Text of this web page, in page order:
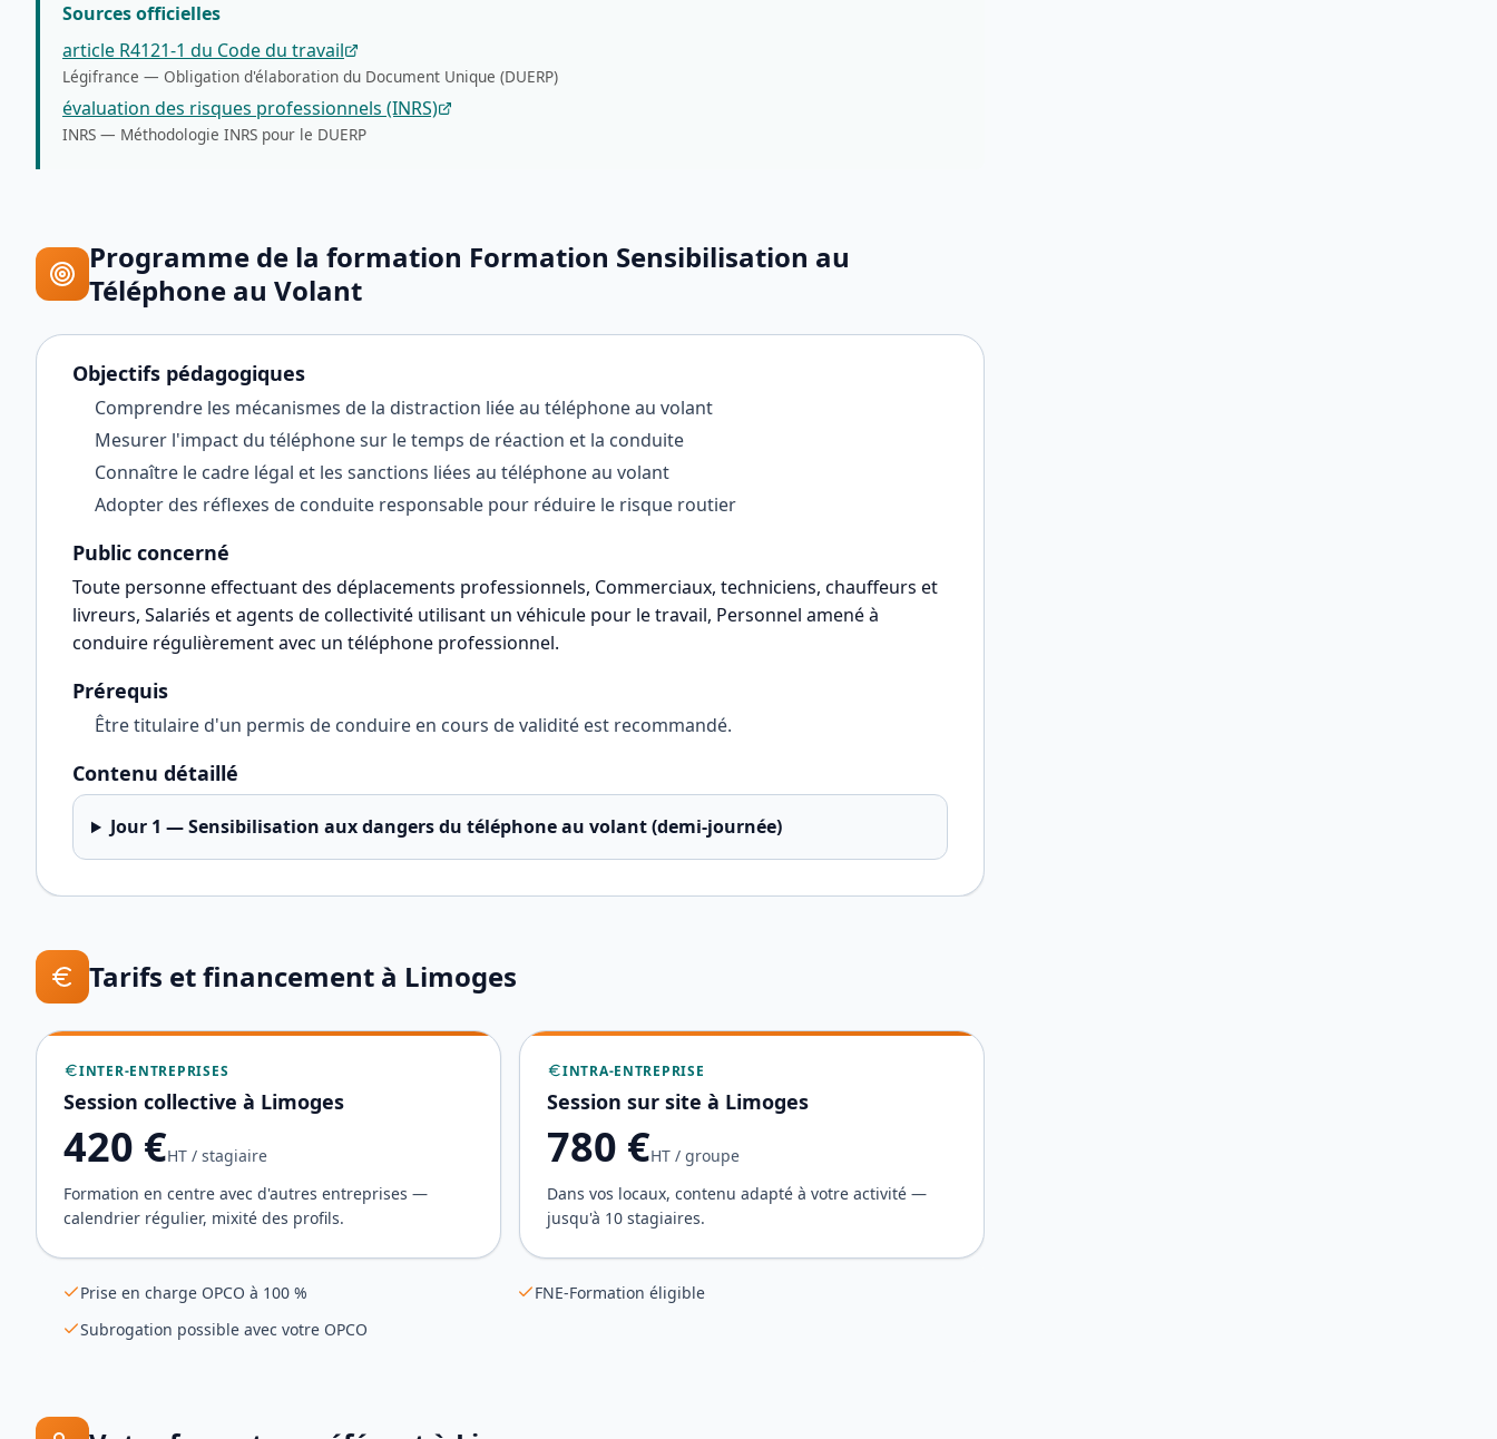
Sources officielles
article R4121-1 du Code du travail
Légifrance — Obligation d'élaboration du Document Unique (DUERP)
évaluation des risques professionnels (INRS)
INRS — Méthodologie INRS pour le DUERP
Programme de la formation Formation Sensibilisation au
Téléphone au Volant
Objectifs pédagogiques
Comprendre les mécanismes de la distraction liée au téléphone au volant
Mesurer l'impact du téléphone sur le temps de réaction et la conduite
Connaître le cadre légal et les sanctions liées au téléphone au volant
Adopter des réflexes de conduite responsable pour réduire le risque routier
Public concerné
Toute personne effectuant des déplacements professionnels, Commerciaux, techniciens, chauffeurs et
livreurs, Salariés et agents de collectivité utilisant un véhicule pour le travail, Personnel amené à
conduire régulièrement avec un téléphone professionnel.
Prérequis
Être titulaire d'un permis de conduire en cours de validité est recommandé.
Contenu détaillé
Jour 1 —Sensibilisation aux dangers du téléphone au volant (demi-journée)
Tarifs et financement à Limoges
INTER-ENTREPRISES
Session collective à Limoges
420 €HT / stagiaire
Formation en centre avec d'autres entreprises —
calendrier régulier, mixité des profils.
INTRA-ENTREPRISE
Session sur site à Limoges
780 €HT / groupe
Dans vos locaux, contenu adapté à votre activité —
jusqu'à 10 stagiaires.
Prise en charge OPCO à 100 %
FNE-Formation éligible
Subrogation possible avec votre OPCO